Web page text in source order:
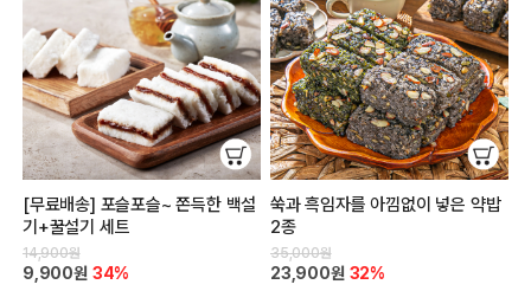
[무료배송] 포슬포슬~ 쫀득한 백설
기+꿀설기 세트
14,900원
9,900원 34%
쑥과 흑임자를 아낌없이 넣은 약밥
2종
35,000원
23,900원 32%